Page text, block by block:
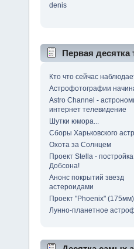
denis
Первая десятка
Кто что сейчас
Астрофотографии
Astro Channel -
интернет телевидение
Шутки юмора...
Сборы Харьковского
Охота за Солнцем
Проект Stella -
Добсона!
Анонс покрытий звезд
астероидами
Проект "Phoenix" (175мм)
Лунно-планетное